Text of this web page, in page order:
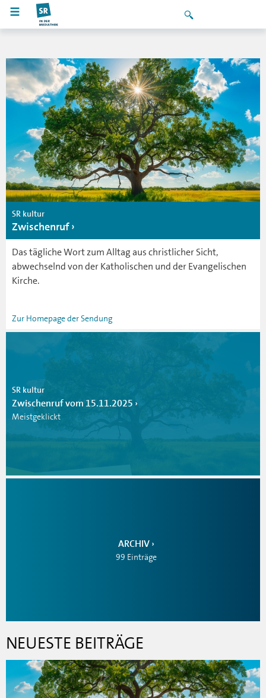
SR kultur
Zwischenruf
Das tägliche Wort zum Alltag aus christlicher Sicht,
abwechselnd von der Katholischen und der Evangelischen
Kirche.
Zur Homepage der Sendung
SR kultur
Zwischenruf vom 15.11.2025
Meistgeklickt
ARCHIV
99 Einträge
NEUESTE BEITRÄGE